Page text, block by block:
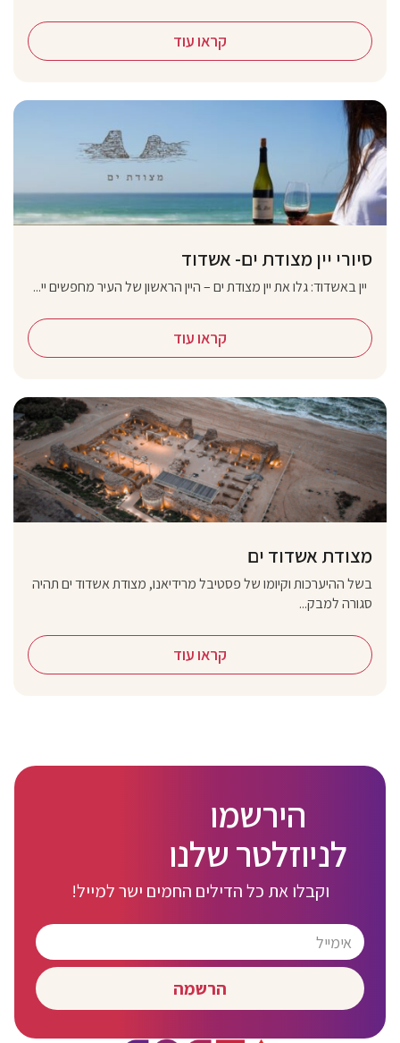
קראו עוד
סיורי יין מצודת ים- אשדוד
יין באשדוד: גלו את יין מצודת ים – היין הראשון של העיר מחפשים יי...
קראו עוד
מצודת אשדוד ים
בשל ההיערכות וקיומו של פסטיבל מרידיאנו, מצודת אשדוד ים תהיה
סגורה למבק...
קראו עוד
הירשמו
לניוזלטר שלנו
וקבלו את כל הדילים החמים ישר למייל!
הרשמה